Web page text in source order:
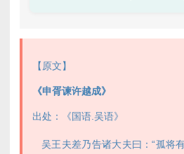
【原文】
《申胥谏许越成》
出处：《国语.吴语》
吴王夫差乃告诸大夫曰：“孤将